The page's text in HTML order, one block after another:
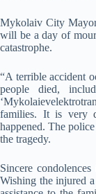
Mykolaiv City
will be a day of
catastrophe.
“A terrible accident
people died,
families. It is very
happened. The
the tragedy.
Sincere
Wishing the injured